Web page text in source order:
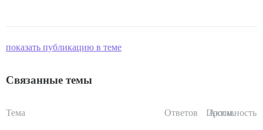
показать публикацию в теме
Связанные темы
Тема Ответов Просм.
Активность